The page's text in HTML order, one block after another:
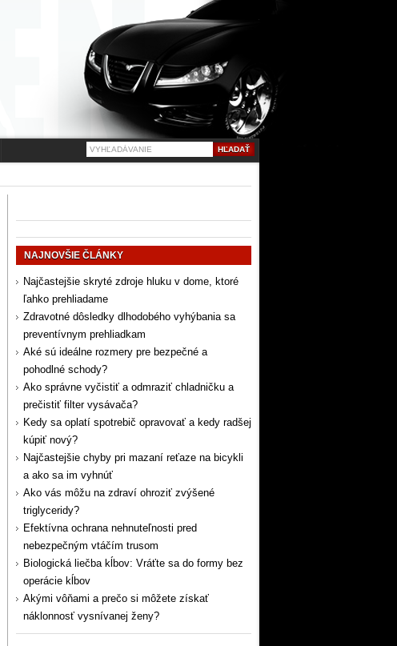
NAJNOVŠIE ČLÁNKY
Najčastejšie skryté zdroje hluku v dome, ktoré
ľahko prehliadame
Zdravotné dôsledky dlhodobého vyhýbania sa
preventívnym prehliadkam
Aké sú ideálne rozmery pre bezpečné a
pohodlné schody?
Ako správne vyčistiť a odmraziť chladničku a
prečistiť filter vysávača?
Kedy sa oplatí spotrebič opravovať a kedy radšej
kúpiť nový?
Najčastejšie chyby pri mazaní reťaze na bicykli
a ako sa im vyhnúť
Ako vás môžu na zdraví ohroziť zvýšené
triglyceridy?
Efektívna ochrana nehnuteľnosti pred
nebezpečným vtáčím trusom
Biologická liečba kĺbov: Vráťte sa do formy bez
operácie kĺbov
Akými vôňami a prečo si môžete získať
náklonnosť vysnívanej ženy?